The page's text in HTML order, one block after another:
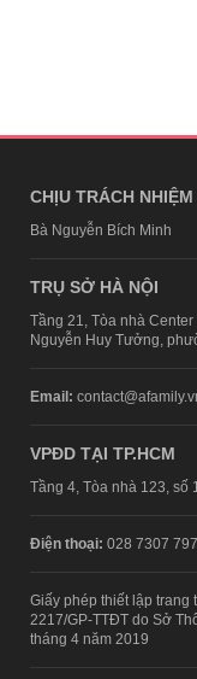
CHỊU TRÁCH
Bà Nguyễn Bích Minh
TRỤ SỞ HÀ NỘI
Tầng 21, Tòa nhà
Nguyễn Huy Tưởng,
Email:
VPĐD TẠI TP.HCM
Tầng 4, Tòa nhà 123, số
Điện thoại: 028 7307
Giấy phép thiết lập trang
2217/GP-TTĐT do Sở
tháng 4 năm 2019